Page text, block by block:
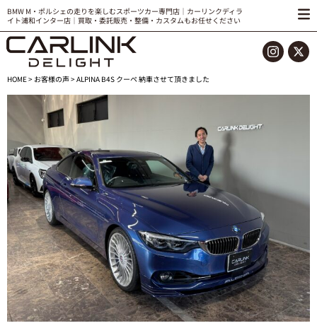
BMW M・ポルシェの走りを楽しむスポーツカー専門店｜カーリンクディラ
イト浦和インター店｜買取・委託販売・整備・カスタムもお任せください
HOME> お客様の声> ALPINA B4S クーペ 納車させて頂きました